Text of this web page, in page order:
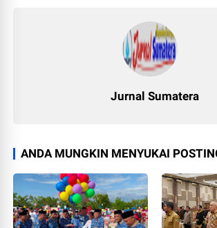
Jurnal Sumatera
ANDA MUNGKIN MENYUKAI